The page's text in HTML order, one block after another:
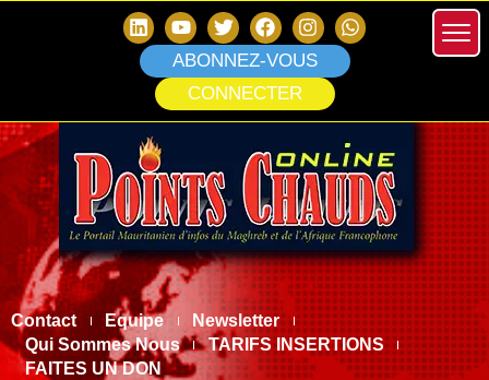
ABONNEZ-VOUS
CONNECTER
Contact Equipe
Newsletter
Qui Sommes Nous
TARIFS INSERTIONS
FAITES UN DON